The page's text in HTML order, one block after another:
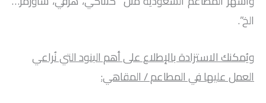
الخ”.
ويُمكنك الاستزادة بالإطلاع على أهم البنود التي نُراعي
العمل عليها في المطاعم / المقاهي: